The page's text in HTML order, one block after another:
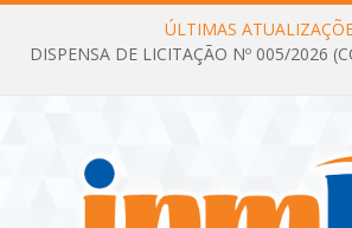
ÚLTIMAS